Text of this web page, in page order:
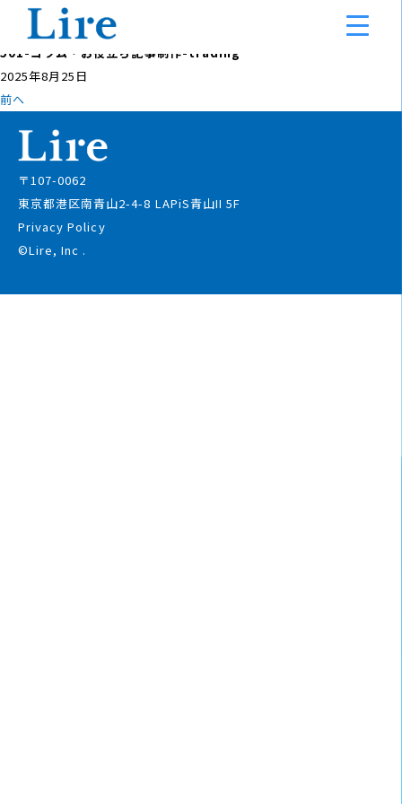
501-コラム・お役立ち記事制作-trading
2025年8月25日
前へ
〒107-0062
東京都港区南青山2-4-8 LAPiS青山II 5F
Privacy Policy
©Lire, Inc .